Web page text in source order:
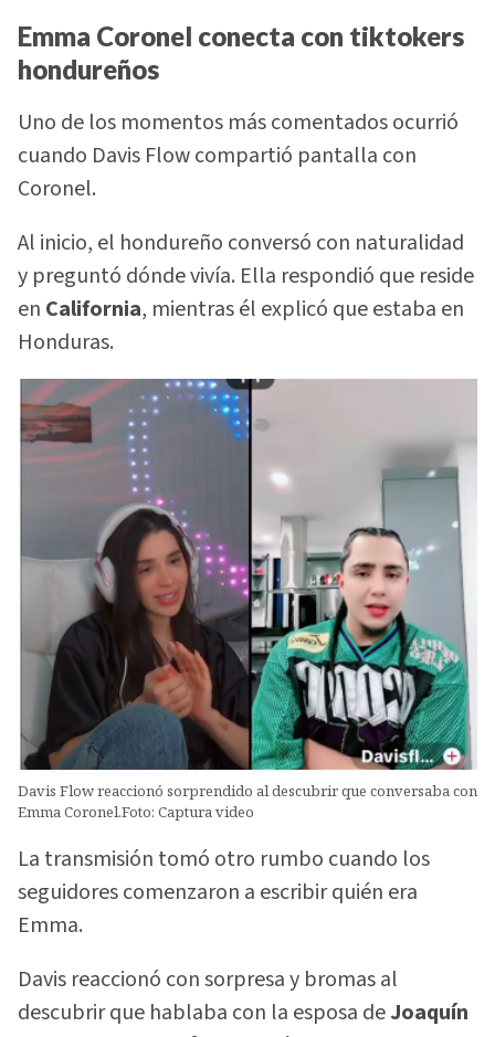
Emma Coronel conecta con tiktokers
hondureños
Uno de los momentos más comentados ocurrió
cuando Davis Flow compartió pantalla con
Coronel.
Al inicio, el hondureño conversó con naturalidad
y preguntó dónde vivía. Ella respondió que reside
en California, mientras él explicó que estaba en
Honduras.
Davis Flow reaccionó sorprendido al descubrir que conversaba con
Emma Coronel.Foto: Captura video
La transmisión tomó otro rumbo cuando los
seguidores comenzaron a escribir quién era
Emma.
Davis reaccionó con sorpresa y bromas al
descubrir que hablaba con la esposa deJoaquín